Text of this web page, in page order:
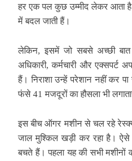
हर एक पल कुछ उम्मीद लेकर आता है
में बदल जाती हैं।
लेकिन, इसमें जो सबसे अच्छी
अधिकारी, कर्मचारी और एक्सपर्ट
हैं। निराशा उन्हें परेशान नहीं कर
फंसे 41 मजदूरों का हौसला भी
इस बीच ऑगर मशीन से चल रहे
जाल मुश्किल खड़ी कर रहा है। ऐसे
बचते हैं। पहला यह की सभी मशीनों